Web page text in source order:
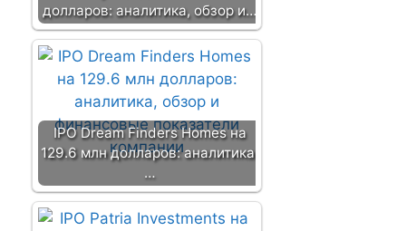
долларов: аналитика, обзор и…
IPO Dream Finders Homes на
129.6 млн долларов: аналитика,
…